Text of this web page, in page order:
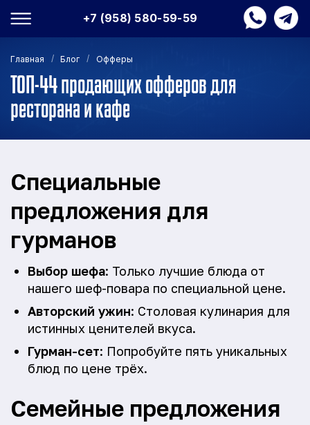
+7 (958) 580-59-59
Главная / Блог / Офферы
ТОП-44 продающих офферов для
ресторана и кафе
Специальные
предложения для
гурманов
Выбор шефа: Только лучшие блюда от
нашего шеф-повара по специальной цене.
Авторский ужин: Столовая кулинария для
истинных ценителей вкуса.
Гурман-сет: Попробуйте пять уникальных
блюд по цене трёх.
Семейные предложения